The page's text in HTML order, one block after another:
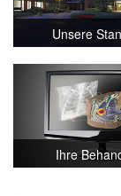
Unsere
Ihre